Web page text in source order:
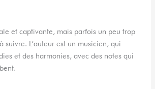
et captivante, mais parfois un peu trop
suivre. L’auteur est un musicien, qui
et des harmonies, avec des notes qui